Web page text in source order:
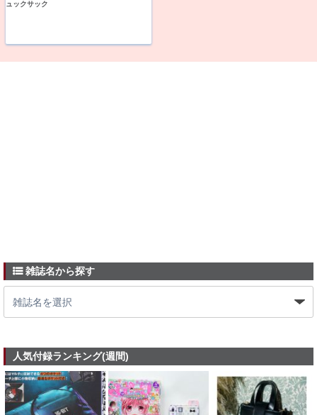
ュックサック
雑誌名から探す
人気付録ランキング(週間)